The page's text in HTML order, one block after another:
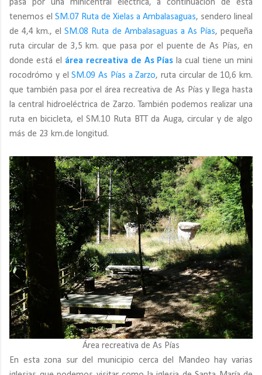
pasa por una minicentral eléctrica, a continuación de esta
tenemos el SM.07 Ruta de Xielas a Ambalasaguas, sendero lineal
de 4,4 km., elSM.08 Ruta de Ambalasaguas a As Pías, pequeña
ruta circular de 3,5 km. que pasa por el puente de As Pías, en
donde está el área recreativa de As Pías la cual tiene un mini
rocodrómo y elSM.09 As Pías a Zarzo, ruta circular de 10,6 km.
que también pasa por el área recreativa de As Pías y llega hasta
la central hidroeléctrica de Zarzo. También podemos realizar una
ruta en bicicleta, el SM.10 Ruta BTT da Auga, circular y de algo
más de 23 km.de longitud.
Área recreativa de As Pías
En esta zona sur del municipio cerca del Mandeo hay varias